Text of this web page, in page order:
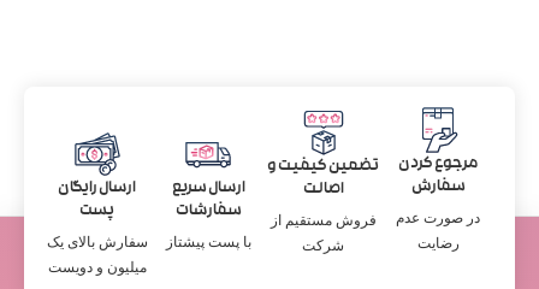
مرجوع کردن
سفارش
در صورت عدم
رضایت
تضمین کیفیت و
اصالت
فروش مستقیم از
شرکت
ارسال سریع
سفارشات
با پست پیشتاز
ارسال رایگان
پست
سفارش بالای یک
میلیون و دویست